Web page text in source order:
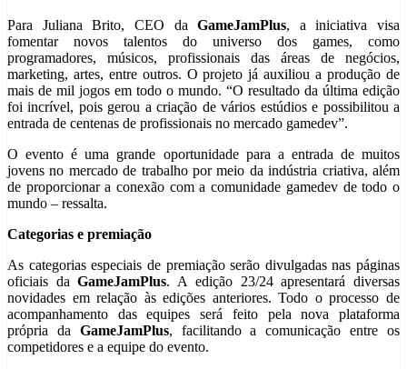
Para Juliana Brito, CEO daGameJamPlus, a iniciativa visa
fomentar novos talentos do universo dos games, como
programadores, músicos, profissionais das áreas de negócios,
marketing, artes, entre outros. O projeto já auxiliou a produção de
mais de mil jogos em todo o mundo. “O resultado da última edição
foi incrível, pois gerou a criação de vários estúdios e possibilitou a
entrada de centenas de profissionais no mercado gamedev”.
O evento é uma grande oportunidade para a entrada de muitos
jovens no mercado de trabalho por meio da indústria criativa, além
de proporcionar a conexão com a comunidade gamedev de todo o
mundo – ressalta.
Categorias e premiação
As categorias especiais de premiação serão divulgadas nas páginas
oficiais daGameJamPlus. A edição 23/24 apresentará diversas
novidades em relação às edições anteriores. Todo o processo de
acompanhamento das equipes será feito pela nova plataforma
própria da GameJamPlus, facilitando a comunicação entre os
competidores e a equipe do evento.